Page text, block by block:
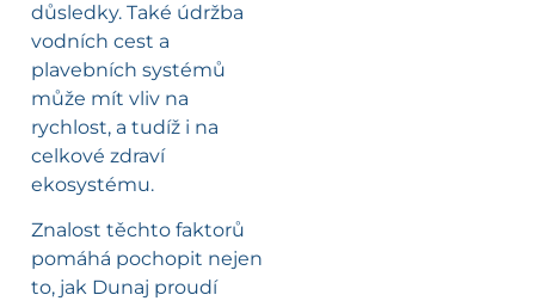
důsledky. Také údržba
vodních cest a
plavebních systémů
může mít vliv na
rychlost, a tudíž i na
celkové zdraví
ekosystému.
Znalost těchto faktorů
pomáhá pochopit nejen
to, jak Dunaj proudí